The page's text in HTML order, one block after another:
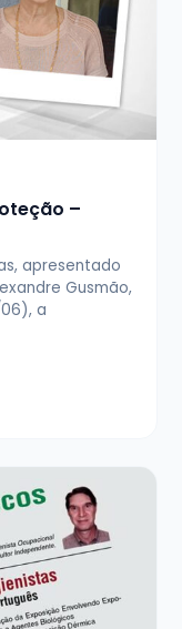
–
apresentado
Gusmão,
a